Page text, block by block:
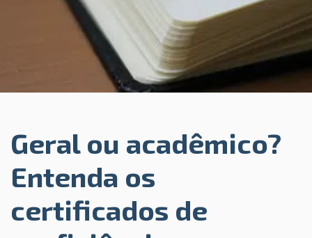
Geral ou acadêmico?
Entenda os
certificados de